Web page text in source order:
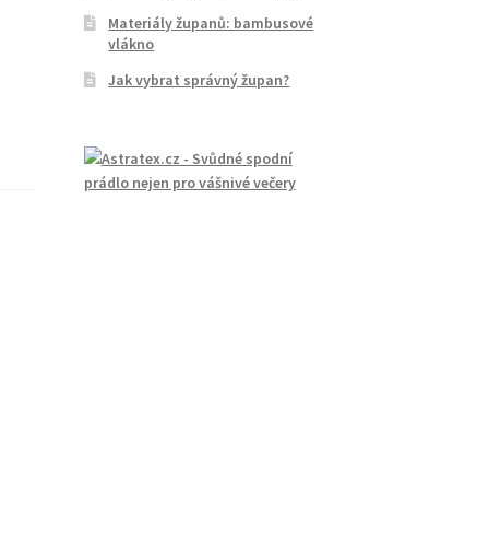
Materiály županů: bambusové
vlákno
Jak vybrat správný župan?